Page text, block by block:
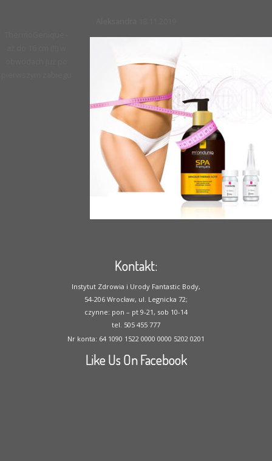
Kontakt:
Instytut Zdrowia i Urody Fantastic Body,
54-206 Wrocław, ul. Legnicka 72;
czynne: pon – pt 9-21, sob 10-14
tel. 505 455 777
Nr konta: 64 1090 1522 0000 0000 5202 0201
Like Us On Facebook